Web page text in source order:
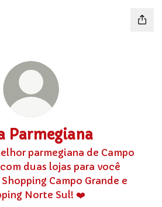
Parmegiana
parmegiana de Campo
duas lojas para você
Campo Grande e
Norte Sul! ❤️